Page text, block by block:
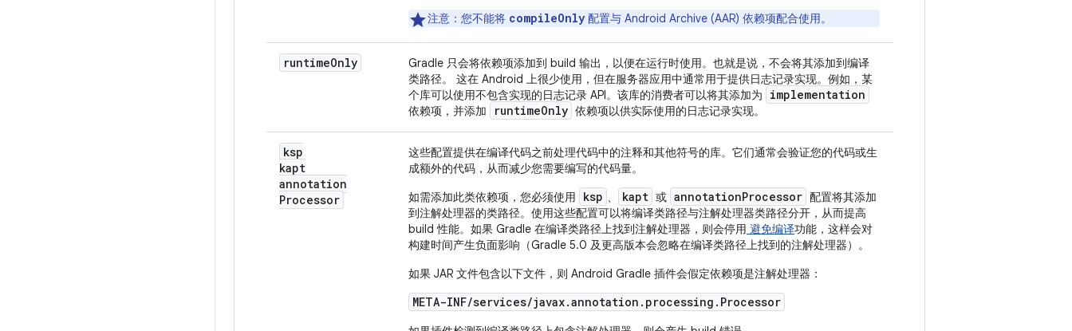
注意 ：您不能将 compileOnly配置与 Android Archive (AAR) 依赖项配合使用。
runtimeOnly
Gradle 只会将依赖项添加到 build 输出，以便在运行时使用。也就是说，不会将其添加到编译
类路径。 这在 Android 上很少使用，但在服务器应用中通常用于提供日志记录实现。例如，某
个库可以使用不包含实现的日志记录 API。该库的消费者可以将其添加为
implementation
依赖项，并添加 runtimeOnly 依赖项以供实际使用的日志记录实现。
ksp
kapt
annotation
Processor
这些配置提供在编译代码之前处理代码中的注释和其他符号的库。它们通常会验证您的代码或生
成额外的代码，从而减少您需要编写的代码量。
如需添加此类依赖项，您必须使用
ksp 、 kapt 或 annotationProcessor 配置将其添加
到注解处理器的类路径。使用这些配置可以将编译类路径与注解处理器类路径分开，从而提高
build 性能。如果 Gradle 在编译类路径上找到注解处理器，则会停用 避免编译功能，这样会对
构建时间产生负面影响（Gradle 5.0 及更高版本会忽略在编译类路径上找到的注解处理器）。
如果 JAR 文件包含以下文件，则 Android Gradle 插件会假定依赖项是注解处理器：
META-INF/services/javax.annotation.processing.Processor